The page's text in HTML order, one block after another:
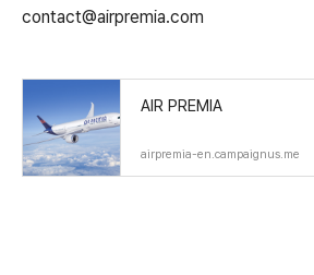
contact@airpremia.com
AIR PREMIA
airpremia-en.campaignus.me